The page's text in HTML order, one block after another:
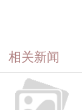
相关新闻